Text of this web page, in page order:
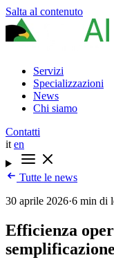
Salta al contenuto
Servizi
Specializzazioni
News
Chi siamo
Contatti
it en
Tutte le news
30 aprile 2026·6 min di
Efficienza